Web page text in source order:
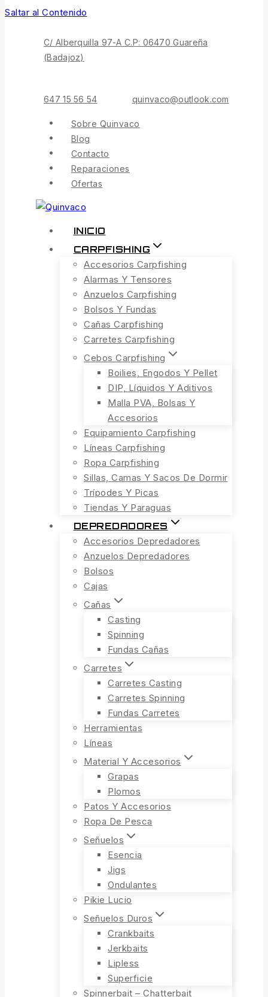
Saltar al Contenido
C/ Alberquilla 97-A C.P: 06470 Guareña
(Badajoz)
647 15 56 54 quinvaco@outlook.com
Sobre Quinvaco
Blog
Contacto
Reparaciones
Ofertas
INICIO
CARPFISHING
Accesorios Carpfishing
Alarmas Y Tensores
Anzuelos Carpfishing
Bolsos Y Fundas
Cañas Carpfishing
Carretes Carpfishing
Cebos Carpfishing
Boilies, Engodos Y Pellet
DIP, Líquidos Y Aditivos
Malla PVA, Bolsas Y
Accesorios
Equipamiento Carpfishing
Líneas Carpfishing
Ropa Carpfishing
Sillas, Camas Y Sacos De Dormir
Trípodes Y Picas
Tiendas Y Paraguas
DEPREDADORES
Accesorios Depredadores
Anzuelos Depredadores
Bolsos
Cajas
Cañas
Casting
Spinning
Fundas Cañas
Carretes
Carretes Casting
Carretes Spinning
Fundas Carretes
Herramientas
Líneas
Material Y Accesorios
Grapas
Plomos
Patos Y Accesorios
Ropa De Pesca
Señuelos
Esencia
Jigs
Ondulantes
Pikie Lucio
Señuelos Duros
Crankbaits
Jerkbaits
Lipless
Superficie
Spinnerbait – Chatterbait